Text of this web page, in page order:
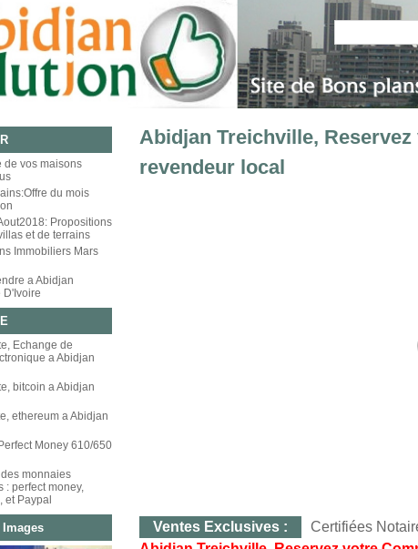
de vos maisons
du mois
Propositions
et de terrains
Immobiliers Mars
a Abidjan
D'Ivoire
Echange de
a Abidjan
bitcoin a Abidjan
ethereum a Abidjan
Money 610/650
monnaies
: perfect money,
et Paypal
Abidjan Treichville,
revendeur local
: Certifiées Notaires